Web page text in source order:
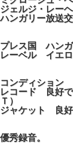
ジェルジ・レーヘ
ハンガリー放送
プレス国 ハン
レーベル イエ
コンディション
レコード 良好
Ｔ）
ジャケット 良好
優秀録音。